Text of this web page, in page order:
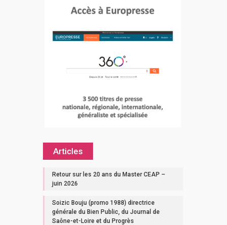
Articles
Retour sur les 20 ans du Master CEAP –
juin 2026
Soizic Bouju (promo 1988) directrice
générale du Bien Public, du Journal de
Saône-et-Loire et du Progrès